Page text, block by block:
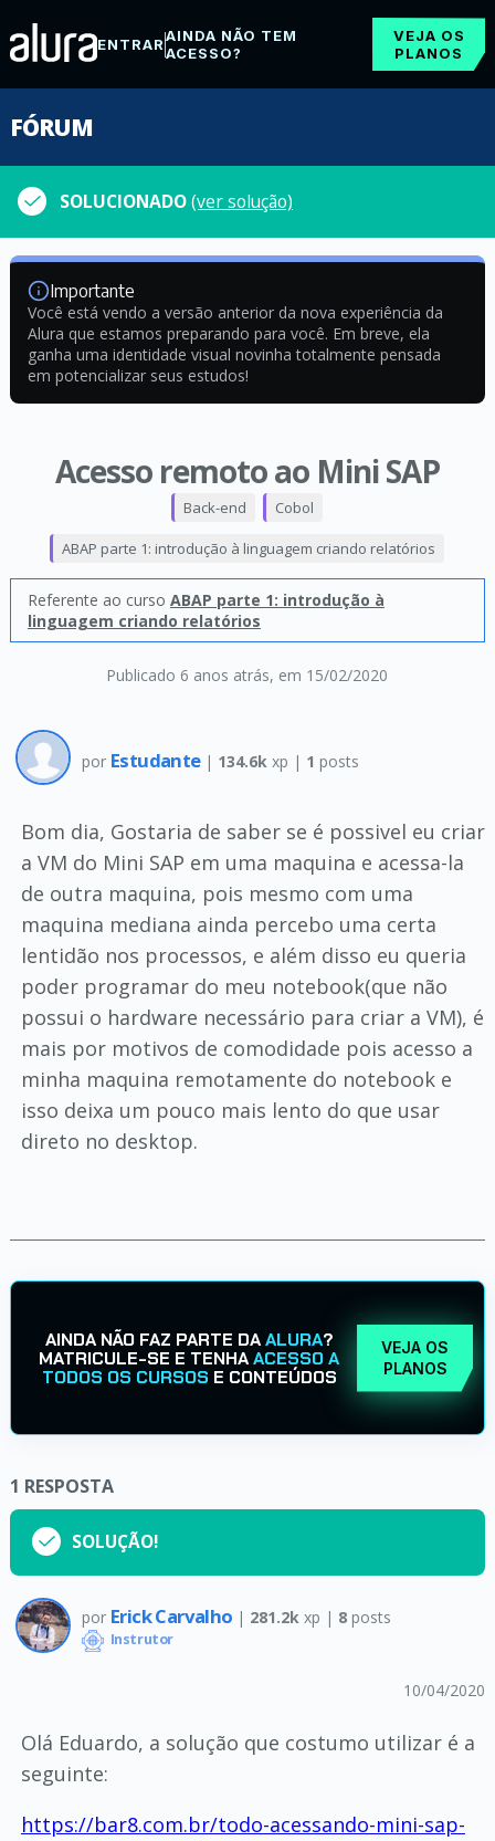
ENTRARAINDA NÃO TEM
ACESSO?
VEJA OS
PLANOS
FÓRUM
SOLUCIONADO(ver solução)
Importante
Você está vendo a versão anterior da nova experiência da
Alura que estamos preparando para você. Em breve, ela
ganha uma identidade visual novinha totalmente pensada
em potencializar seus estudos!
Acesso remoto ao Mini SAP
Publicado 6 anos atrás, em 15/02/2020
Back-end Cobol
ABAP parte 1: introdução à linguagem criando relatórios
Referente ao curso ABAP parte 1: introdução à
linguagem criando relatórios
por Estudante | 134.6k xp | 1 posts
Bom dia, Gostaria de saber se é possivel eu criar
a VM do Mini SAP em uma maquina e acessa-la
de outra maquina, pois mesmo com uma
maquina mediana ainda percebo uma certa
lentidão nos processos, e além disso eu queria
poder programar do meu notebook(que não
possui o hardware necessário para criar a VM), é
mais por motivos de comodidade pois acesso a
minha maquina remotamente do notebook e
isso deixa um pouco mais lento do que usar
direto no desktop.
AINDA NÃO FAZ PARTE DAALURA?
MATRICULE-SE E TENHAACESSO A
TODOS OS CURSOS E CONTEÚDOS
VEJA OS
PLANOS
1 RESPOSTA
SOLUÇÃO!
por Erick Carvalho | 281.2k xp | 8posts
Instrutor
10/04/2020
Olá Eduardo, a solução que costumo utilizar é a
seguinte:
https://bar8.com.br/todo-acessando-mini-sap-